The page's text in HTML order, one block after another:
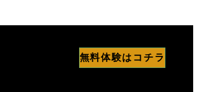
無料体験はコチラ